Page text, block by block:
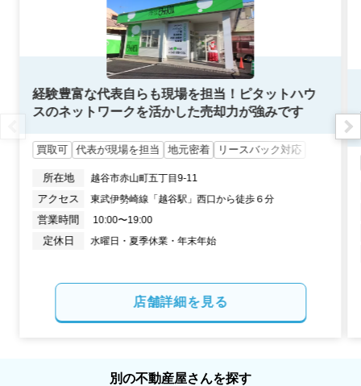
1,400万円
ウインベルコーラス春日部2
階数:4階 専有面積:59㎡
1,500
ライフピア春日部第3
階数:5階 専有面積:
2,000 万円
専有面積:75
経験豊富な代表自らも現場を担当！ピタットハウ
スのネットワークを活かした売却力が強みです
買取可 代表が現場を担当 地元密着 リースバック対応
所在地 越谷市赤山町五丁目9-11
アクセス 東武伊勢崎線「越谷駅」西口から徒歩６分
営業時間 10:00〜19:00
定休日 水曜日・夏季休業・年末年始
店舗詳細を見る
別の不動産屋さんを探す